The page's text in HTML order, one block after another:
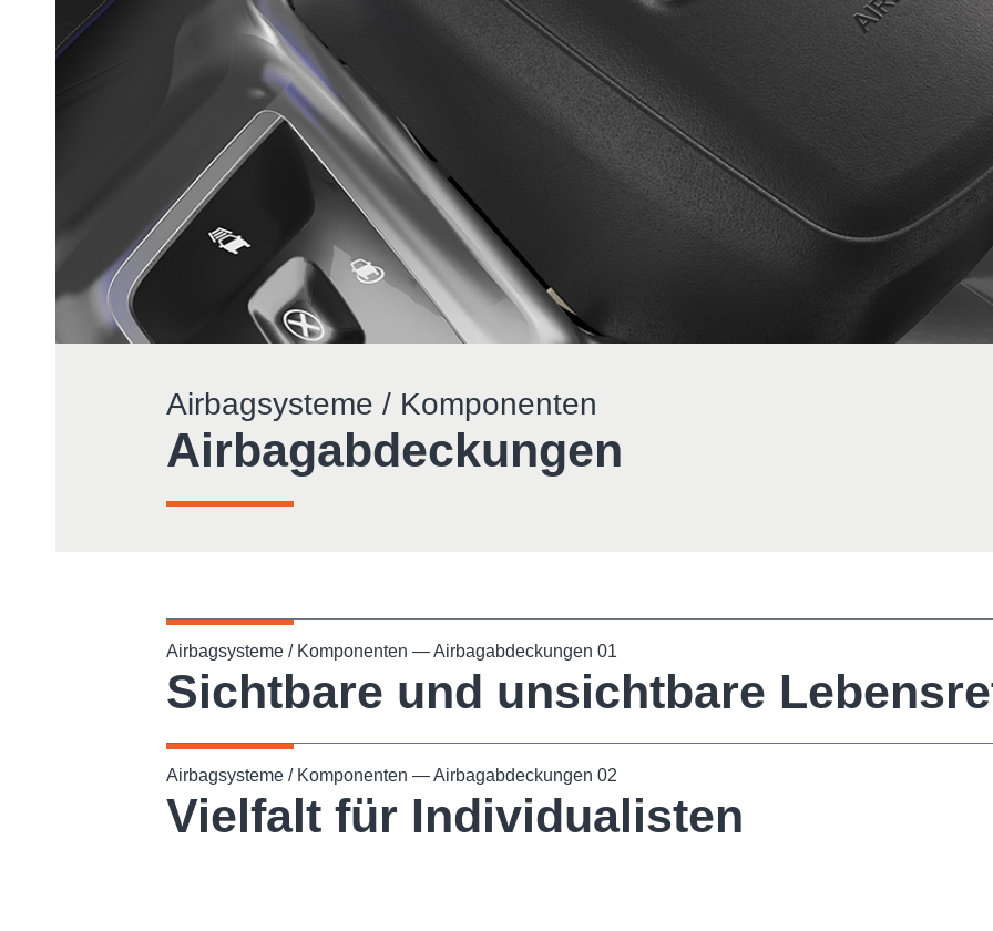
Airbagsysteme / Komponenten
Airbagabdeckungen
Airbagsysteme / Komponenten — Airbagabdeckungen 01
Sichtbare und unsichtbare
Airbagsysteme / Komponenten — Airbagabdeckungen 02
Vielfalt für Individualisten